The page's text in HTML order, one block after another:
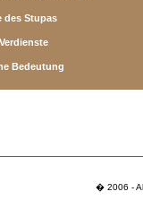
des Stupas
Bedeutung
� 2006 -